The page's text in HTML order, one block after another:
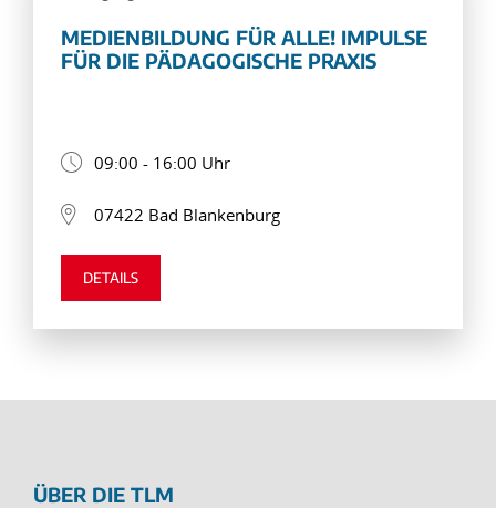
MEDIENBILDUNG FÜR ALLE! IMPULSE
FÜR DIE PÄDAGOGISCHE PRAXIS
09:00 - 16:00 Uhr
07422 Bad Blankenburg
DETAILS
ÜBER DIE TLM